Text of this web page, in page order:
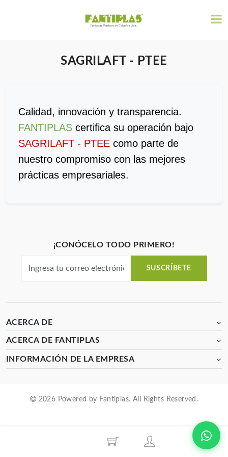
SAGRILAFT - PTEE
Calidad, innovación y transparencia.
FANTIPLAS certifica su operación bajo
SAGRILAFT - PTEE como parte de
nuestro compromiso con las mejores
prácticas empresariales.
¡CONÓCELO TODO PRIMERO!
SUSCRÍBETE
ACERCA DE
ACERCA DE FANTIPLAS
INFORMACIÓN DE LA EMPRESA
2026 Powered by Fantiplas. All Rights Reserved.